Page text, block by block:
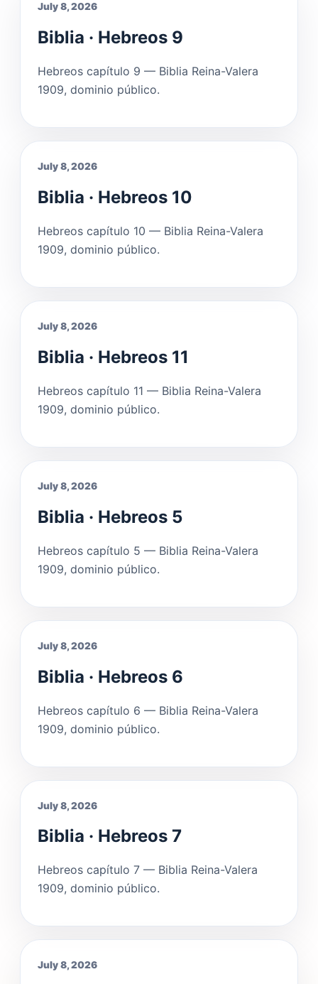
July 8, 2026
Biblia · Hebreos 9
Hebreos capítulo 9 — Biblia Reina-Valera
1909, dominio público.
July 8, 2026
Biblia · Hebreos 10
Hebreos capítulo 10 — Biblia Reina-Valera
1909, dominio público.
July 8, 2026
Biblia · Hebreos 11
Hebreos capítulo 11 — Biblia Reina-Valera
1909, dominio público.
July 8, 2026
Biblia · Hebreos 5
Hebreos capítulo 5 — Biblia Reina-Valera
1909, dominio público.
July 8, 2026
Biblia · Hebreos 6
Hebreos capítulo 6 — Biblia Reina-Valera
1909, dominio público.
July 8, 2026
Biblia · Hebreos 7
Hebreos capítulo 7 — Biblia Reina-Valera
1909, dominio público.
July 8, 2026